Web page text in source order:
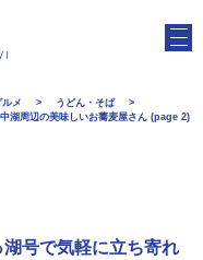
ルメ
うどん・そば
湖周辺の美味しいお蕎麦屋さん (page 2)
号で気軽に立ち寄れ